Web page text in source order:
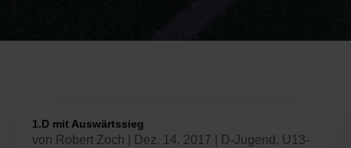
1.D mit Auswärtssieg
von Robert Zoch Dez. 14, 2017 D-Jugend , U13-